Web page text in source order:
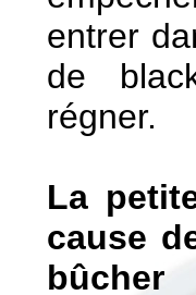
entrer
de
régner.
La
cause